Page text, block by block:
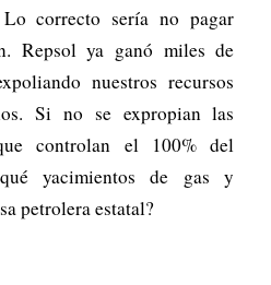
correcto sería no pagar
Repsol ya ganó miles de
nuestros recursos
Si no se expropian las
controlan el 100% del
yacimientos de gas y
petrolera estatal?